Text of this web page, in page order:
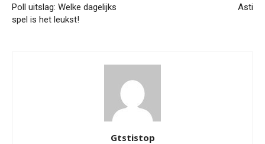
Poll uitslag: Welke dagelijks
spel is het leukst!
Asti
Gtstistop